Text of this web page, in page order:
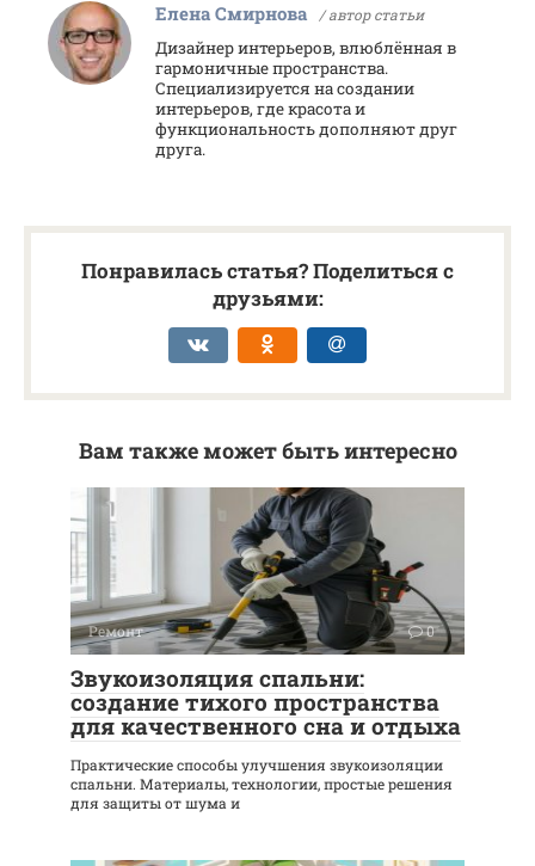
Елена Смирнова / автор статьи
Дизайнер интерьеров, влюблённая в
гармоничные пространства.
Специализируется на создании
интерьеров, где красота и
функциональность дополняют друг
друга.
Понравилась статья? Поделиться с
друзьями:
Вам также может быть интересно
Ремонт 0
Звукоизоляция спальни:
создание тихого пространства
для качественного сна и отдыха
Практические способы улучшения звукоизоляции
спальни. Материалы, технологии, простые решения
для защиты от шума и